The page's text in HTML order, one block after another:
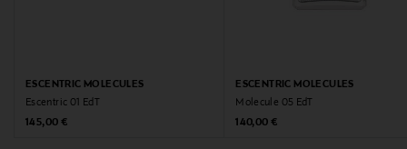
ESCENTRIC MOLECULES
Escentric 01 EdT
Original Price
145,00 €
ESCENTRIC MOLECULES
Molecule 05 EdT
Original Price
140,00 €